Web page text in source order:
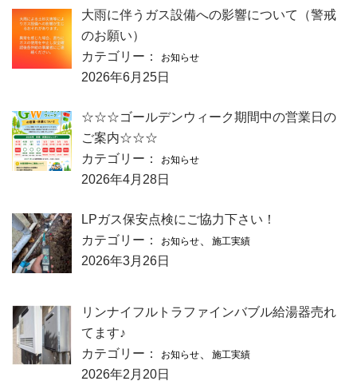
大雨に伴うガス設備への影響について（警戒
のお願い）
カテゴリー：
お知らせ
2026年6月25日
☆☆☆ゴールデンウィーク期間中の営業日の
ご案内☆☆☆
カテゴリー：
お知らせ
2026年4月28日
LPガス保安点検にご協力下さい！
カテゴリー：
お知らせ 施工実績
2026年3月26日
リンナイフルトラファインバブル給湯器売れ
てます♪
カテゴリー：
お知らせ 施工実績
2026年2月20日